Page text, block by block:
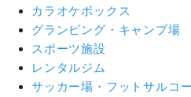
カラオケボックス
グランピング・キャンプ場
スポーツ施設
レンタルジム
サッカー場・フットサルコ